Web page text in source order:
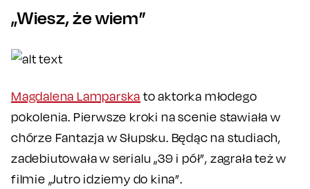
„Wiesz, że wiem”
Magdalena Lamparska to aktorka młodego
pokolenia. Pierwsze kroki na scenie stawiała w
chórze Fantazja w Słupsku. Będąc na studiach,
zadebiutowała w serialu „39 i pół”, zagrała też w
filmie „Jutro idziemy do kina”.